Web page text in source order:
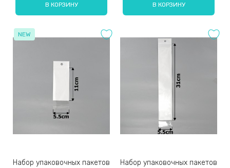
В КОРЗИНУ В КОРЗИНУ
NEW
Набор упаковочных пакетов
Набор упаковочных пакетов